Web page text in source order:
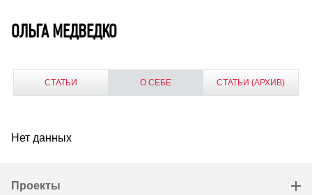
ОЛЬГА МЕДВЕДКО
СТАТЬИ О СЕБЕ СТАТЬИ (АРХИВ)
Нет данных
Проекты